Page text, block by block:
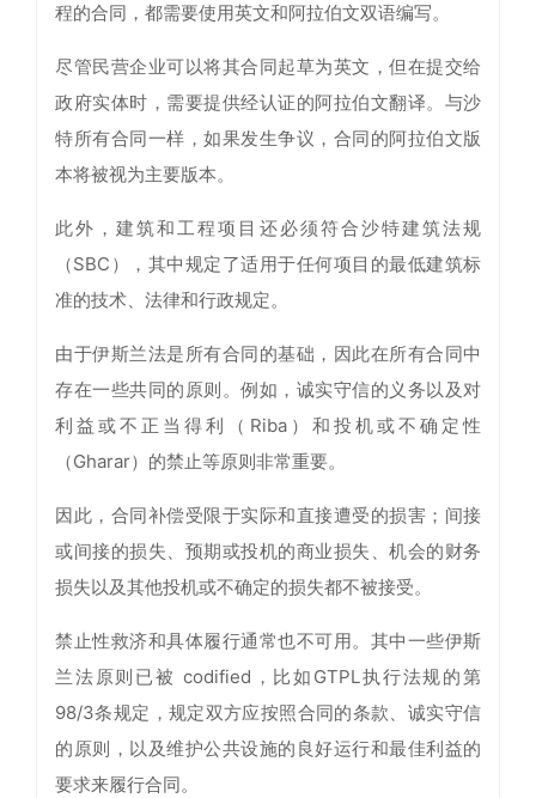
程的合同，都需要使用英文和阿拉伯文双语编写。
尽管民营企业可以将其合同起草为英文，但在提交给
政府实体时，需要提供经认证的阿拉伯文翻译。与沙
特所有合同一样，如果发生争议，合同的阿拉伯文版
本将被视为主要版本。
此外，建筑和工程项目还必须符合沙特建筑法规
（SBC），其中规定了适用于任何项目的最低建筑标
准的技术、法律和行政规定。
由于伊斯兰法是所有合同的基础，因此在所有合同中
存在一些共同的原则。例如，诚实守信的义务以及对
利益或不正当得利（Riba）和投机或不确定性
（Gharar）的禁止等原则非常重要。
因此，合同补偿受限于实际和直接遭受的损害；间接
或间接的损失、预期或投机的商业损失、机会的财务
损失以及其他投机或不确定的损失都不被接受。
禁止性救济和具体履行通常也不可用。其中一些伊斯
兰法原则已被 codified，比如GTPL执行法规的第
98/3条规定，规定双方应按照合同的条款、诚实守信
的原则，以及维护公共设施的良好运行和最佳利益的
要求来履行合同。